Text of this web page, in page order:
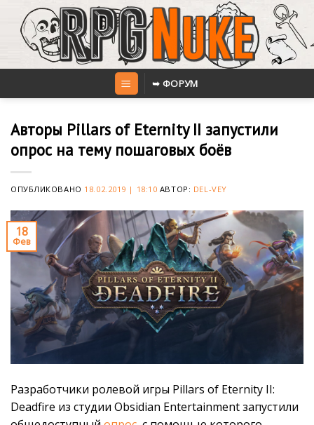
content
➥ ФОРУМ
Авторы Pillars of Eternity II запустили
опрос на тему пошаговых боёв
ОПУБЛИКОВАНО 18.02.2019 | 18:10 АВТОР: DEL-VEY
18
Фев
Разработчики ролевой игры Pillars of Eternity II:
Deadfire из студии Obsidian Entertainment запустили